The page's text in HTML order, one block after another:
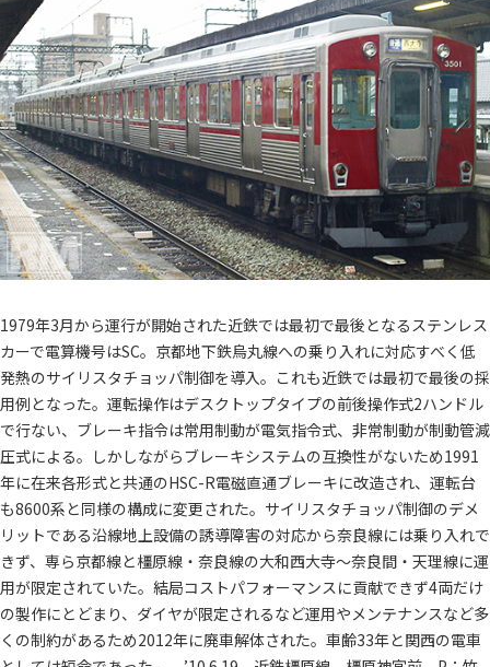
1979年3月から運行が開始された近鉄では最初で最後となるステンレス
カーで電算機号はSC。京都地下鉄烏丸線への乗り入れに対応すべく低
発熱のサイリスタチョッパ制御を導入。これも近鉄では最初で最後の採
用例となった。運転操作はデスクトップタイプの前後操作式2ハンドル
で行ない、ブレーキ指令は常用制動が電気指令式、非常制動が制動管減
圧式による。しかしながらブレーキシステムの互換性がないため1991
年に在来各形式と共通のHSC-R電磁直通ブレーキに改造され、運転台
も8600系と同様の構成に変更された。サイリスタチョッパ制御のデメ
リットである沿線地上設備の誘導障害の対応から奈良線には乗り入れで
きず、専ら京都線と橿原線・奈良線の大和西大寺～奈良間・天理線に運
用が限定されていた。結局コストパフォーマンスに貢献できず4両だけ
の製作にとどまり、ダイヤが限定されるなど運用やメンテナンスなど多
くの制約があるため2012年に廃車解体された。車齢33年と関西の電車